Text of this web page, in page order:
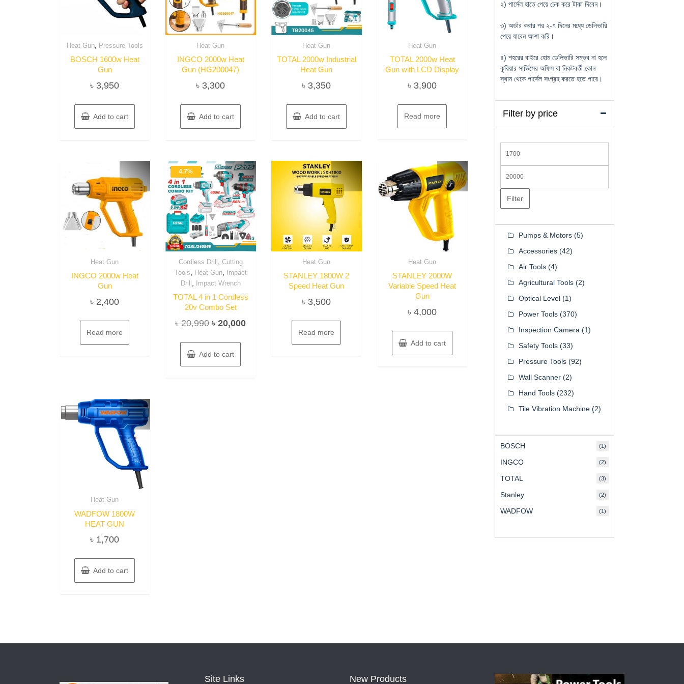
Heat Gun, Pressure Tools
BOSCH 1600w Heat
Gun
৳ 3,950
Add to cart
Heat Gun
INGCO 2000w Heat
Gun (HG200047)
৳ 3,300
Add to cart
Heat Gun
TOTAL 2000w Industrial
Heat Gun
৳ 3,350
Add to cart
Heat Gun
TOTAL 2000w Heat
Gun with LCD Display
৳ 3,900
Read more
Heat Gun
INGCO 2000w Heat
Gun
৳ 2,400
Read more
4.7%
Cordless Drill
Cutting
Tools
Heat Gun,
Impact
Drill
Impact Wrench
TOTAL 4 in 1 Cordless
20v Combo Set
৳20,990 Original
was:
৳ 20,990.
৳20,000Current
Add to cart
Heat Gun
STANLEY 1800W 2
Speed Heat Gun
৳ 3,500
Read more
Heat Gun
STANLEY 2000W
Variable Speed Heat
Gun
৳4,000
Add to cart
Heat Gun
WADFOW 1800W
HEAT GUN
৳ 1,700
Add to cart
২) পার্সেল হাতে পেয়ে চেক করে টাকা দিবেন।
৩) অর্ডার করার পর ২-৭ দিনের মধ্যে ডেলিভারি
পেয়ে যাবেন আশা করি।
৪) শহরের বাইরে হোম ডেলিভারি সম্ভব না হলে
কুরিয়ার সার্ভিসের অফিস বা নিকটবর্তী কোন
স্থান থেকে পার্সেল সংগ্রহ করতে হতে পারে।
Filter by price
price
price
Filter
Pumps & Motors (5)
Accessories (42)
Air Tools (4)
Agricultural Tools (2)
Optical Level (1)
Power Tools (370)
Inspection Camera (1)
Safety Tools (33)
Pressure Tools (92)
Wall Scanner (2)
Hand Tools (232)
Tile Vibration Machine (2)
BOSCH (1)
INGCO (2)
TOTAL (3)
Stanley (2)
WADFOW (1)
Site Links New Products